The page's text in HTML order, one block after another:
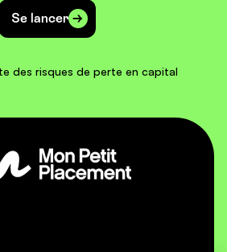
Se lancer
des risques de perte en capital